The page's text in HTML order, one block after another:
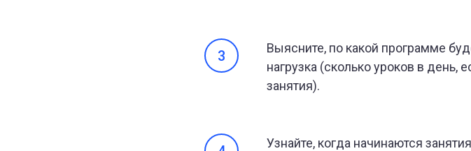
Выясните, по какой программе
нагрузка (сколько уроков в день,
занятия).
Узнайте, когда начинаются